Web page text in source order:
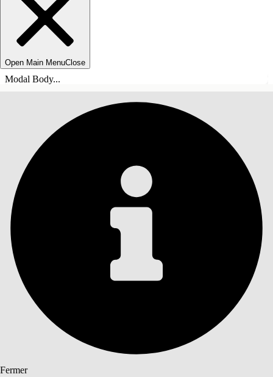
Open Main MenuClose
Modal Body...
Fermer
Table des matières
TABLE DES MATIÈRES
Rechercher